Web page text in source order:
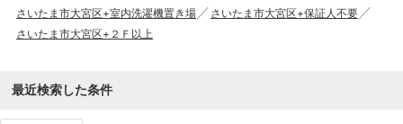
さいたま市大宮区+室内洗濯機置き場
さいたま市大宮区+保証人不要
さいたま市大宮区+２Ｆ以上
最近検索した条件